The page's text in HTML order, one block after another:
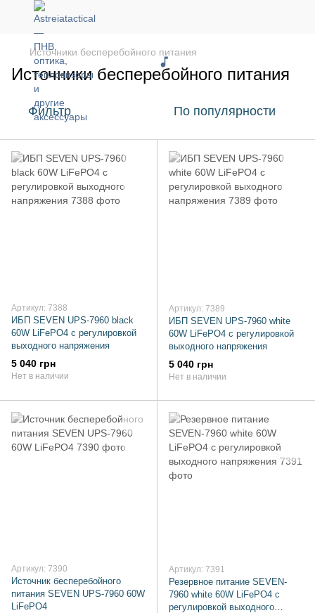
Источники бесперебойного питания
Источники бесперебойного питания
Фильтр По популярности
Артикул: 7388
ИБП SEVEN UPS-7960 black
60W LiFePO4 с регулировкой
выходного напряжения
5 040 грн
Нет в наличии
Артикул: 7389
ИБП SEVEN UPS-7960 white
60W LiFePO4 с регулировкой
выходного напряжения
5 040 грн
Нет в наличии
Артикул: 7390
Источник бесперебойного
питания SEVEN UPS-7960 60W
LiFePO4
Артикул: 7391
Резервное питание SEVEN-
7960 white 60W LiFePO4 с
регулировкой выходного